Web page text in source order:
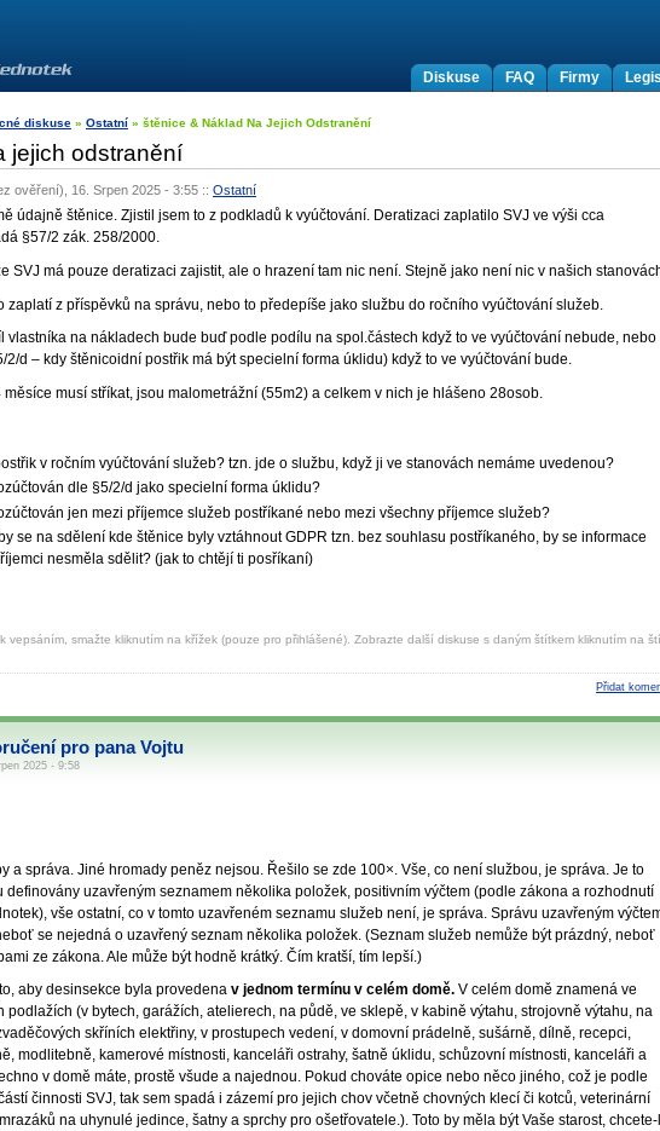
Firmy
FAQ
Diskuse
diskuse » Ostatní » štěnice & Náklad Na Jejich Odstranění
jejich odstranění
ověření), 16. Srpen 2025 - 3:55 :: Ostatní
údajně štěnice. Zjistil jsem to z podkladů k vyúčtování. Deratizaci zaplatilo SVJ ve výši cca
§57/2 zák. 258/2000.
SVJ má pouze deratizaci zajistit, ale o hrazení tam nic není. Stejně jako není nic v našich
zaplatí z příspěvků na správu, nebo to předepíše jako službu do ročního vyúčtování služeb.
vlastníka na nákladech bude buď podle podílu na spol.částech když to ve vyúčtování nebude, nebo
2/d – kdy štěnicoidní postřik má být specielní forma úklidu) když to ve vyúčtování bude.
měsíce musí stříkat, jsou malometrážní (55m2) a celkem v nich je hlášeno 28osob.
v ročním vyúčtování služeb? tzn. jde o službu, když ji ve stanovách nemáme uvedenou?
dle §5/2/d jako specielní forma úklidu?
jen mezi příjemce služeb postříkané nebo mezi všechny příjemce služeb?
se na sdělení kde štěnice byly vztáhnout GDPR tzn. bez souhlasu postříkaného, by se informace
nesměla sdělit? (jak to chtějí ti posříkaní)
vepsáním, smažte kliknutím na křížek (pouze pro přihlášené). Zobrazte další diskuse s daným štítkem kliknutím na
Přidat
pro pana Vojtu
2025 - 9:58
a správa. Jiné hromady peněz nejsou. Řešilo se zde 100×. Vše, co není službou, je správa. Je to
definovány uzavřeným seznamem několika položek, positivním výčtem (podle zákona a rozhodnutí
vše ostatní, co v tomto uzavřeném seznamu služeb není, je správa. Správu uzavřeným
se nejedná o uzavřený seznam několika položek. (Seznam služeb nemůže být prázdný, neboť
ze zákona. Ale může být hodně krátký. Čím kratší, tím lepší.)
aby desinsekce byla provedenav jednom termínu v celém domě. V celém domě znamená ve
podlažích (v bytech, garážích, atelierech, na půdě, ve sklepě, v kabině výtahu, strojovně výtahu, na
skříních elektřiny, v prostupech vedení, v domovní prádelně, sušárně, dílně, recepci,
modlitebně, kamerové místnosti, kanceláři ostrahy, šatně úklidu, schůzovní místnosti, kanceláři a
v domě máte, prostě všude a najednou. Pokud chováte opice nebo něco jiného, což je podle
činnosti SVJ, tak sem spadá i zázemí pro jejich chov včetně chovných klecí či kotců, veterinární
na uhynulé jedince, šatny a sprchy pro ošetřovatele.). Toto by měla být Vaše starost, chcete-